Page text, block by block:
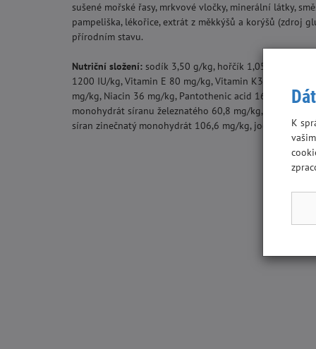
sušené mořské řasy, mrkvové vločky, minerální látky,
pampeliška, lékořice, extrát z měkkýšů a korýšů (zdroj
přírodním stavu.
Nutriční složení: sodík 3,50 g/kg, hořčík 1,05 g/kg,
1200 IU/kg, Vitamin E 80 mg/kg, Vitamin K3 1,3 mg/
mg/kg, Niacin 36 mg/kg, Pantothenic acid 16 mg/kg,
monohydrát síranu železnatého 60,8 mg/kg, oxid
síran zinečnatý monohydrát 106,6 mg/kg, jodičnanK